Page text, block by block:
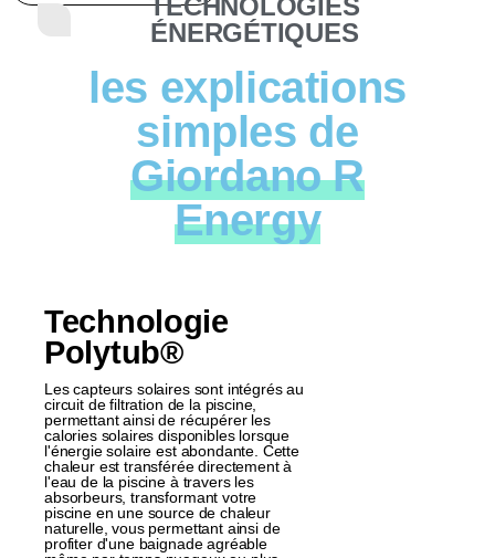
ÉNERGÉTIQUES
les explications
simples de
Giordano R
Energy
Technologie
Polytub®
Les capteurs solaires sont intégrés au
circuit de filtration de la piscine,
permettant ainsi de récupérer les
calories solaires disponibles lorsque
l'énergie solaire est abondante. Cette
chaleur est transférée directement à
l'eau de la piscine à travers les
absorbeurs, transformant votre
piscine en une source de chaleur
naturelle, vous permettant ainsi de
profiter d'une baignade agréable